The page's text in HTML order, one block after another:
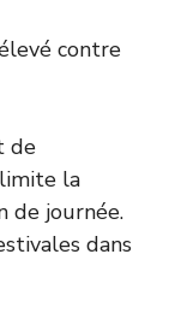
contre
de
la
de journée.
dans